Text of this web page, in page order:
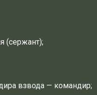
(сержант);
взвода — командир;